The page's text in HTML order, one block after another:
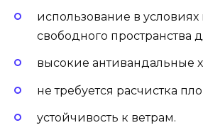
использование в
свободного пространства
высокие антивандальные
не требуется расчистка
устойчивость к ветрам.